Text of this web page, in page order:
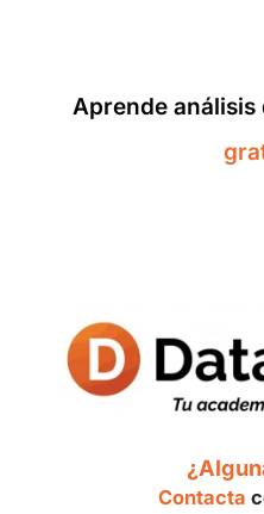
Aprende análisis
Contacta